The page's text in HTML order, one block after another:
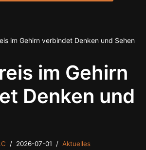
im Gehirn verbindet Denken und Sehen
im Gehirn
Denken und
2026-07-01 Aktuelles